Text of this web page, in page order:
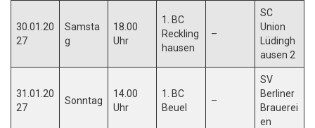
30.01.20
27
Samsta
g
18.00
Uhr
1. BC
Reckling
hausen
–
SC
Union
Lüdingh
ausen 2
31.01.20
27
Sonntag
14.00
Uhr
1. BC
Beuel
–
SV
Berliner
Brauerei
en